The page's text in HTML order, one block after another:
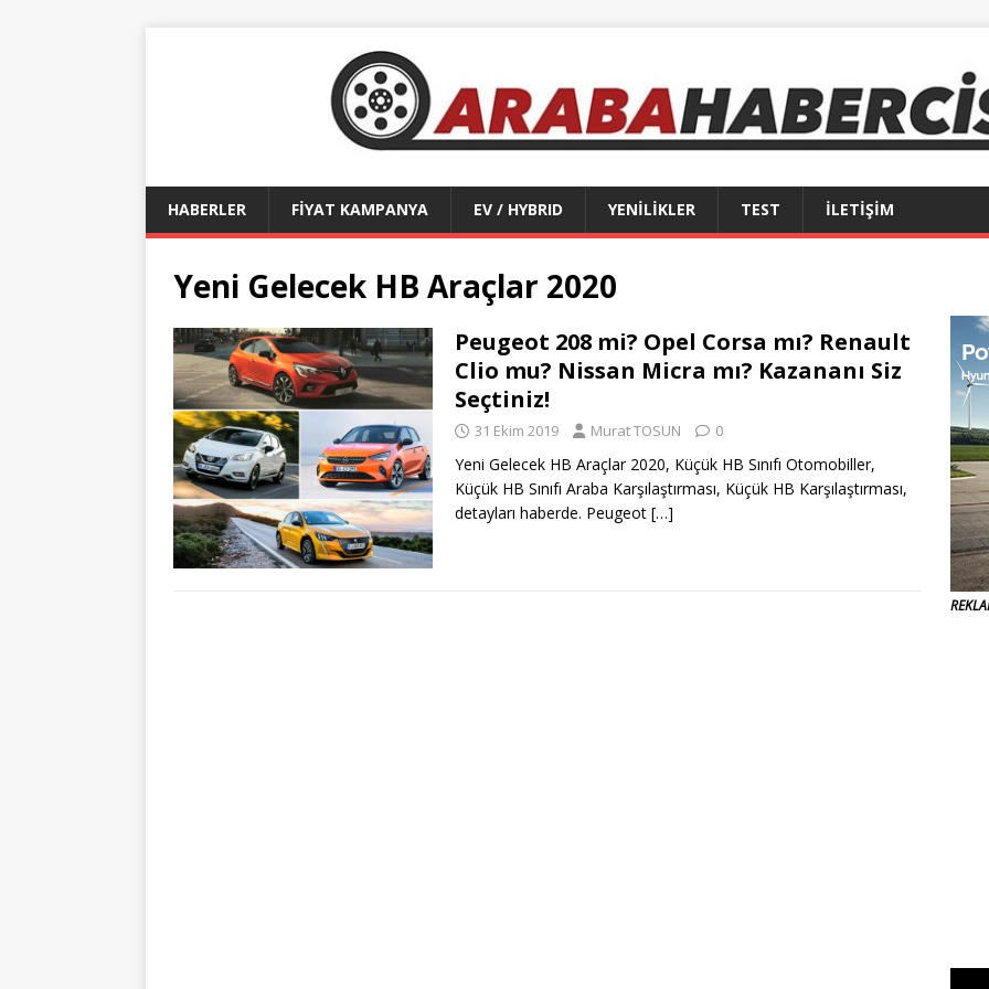
HABERLER FİYAT KAMPANYA EV / HYBRID YENİLİKLER TEST İLETİŞİM
Yeni Gelecek HB Araçlar 2020
Peugeot 208 mi? Opel Corsa mı? Renault
Clio mu? Nissan Micra mı? Kazananı Siz
Seçtiniz!
31 Ekim 2019 Murat TOSUN 0
Yeni Gelecek HB Araçlar 2020, Küçük HB Sınıfı Otomobiller,
Küçük HB Sınıfı Araba Karşılaştırması, Küçük HB Karşılaştırması,
detayları haberde. Peugeot […]